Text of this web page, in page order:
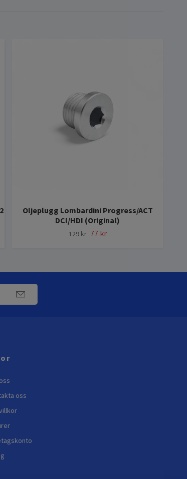
Oljeplugg Lombardini Progress/ACT
DCI/HDI (Original)
129 kr 77 kr
oss